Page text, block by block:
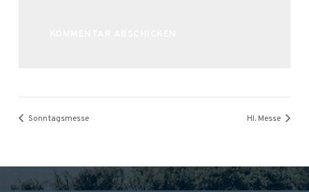
Sonntagsmesse Hl. Messe